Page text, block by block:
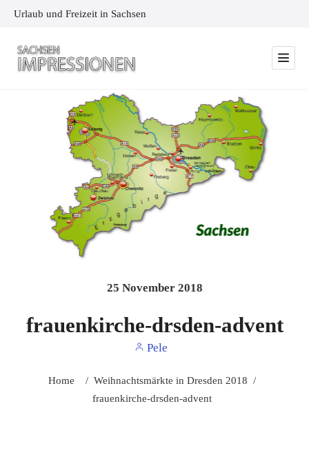
Urlaub und Freizeit in Sachsen
25 November 2018
frauenkirche-drsden-advent
Pele
Home / Weihnachtsmärkte in Dresden 2018 /
frauenkirche-drsden-advent